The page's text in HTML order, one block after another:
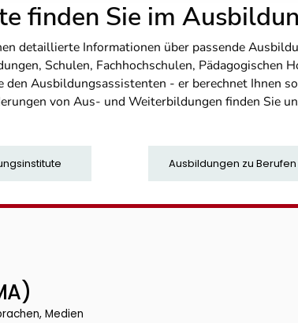
finden Sie im
detaillierte Informationen über passende
Schulen, Fachhochschulen, Pädagogischen
den Ausbildungsassistenten - er berechnet Ihnen
von Aus- und Weiterbildungen finden Sie
Ausbildungen zu Berufen
Medien